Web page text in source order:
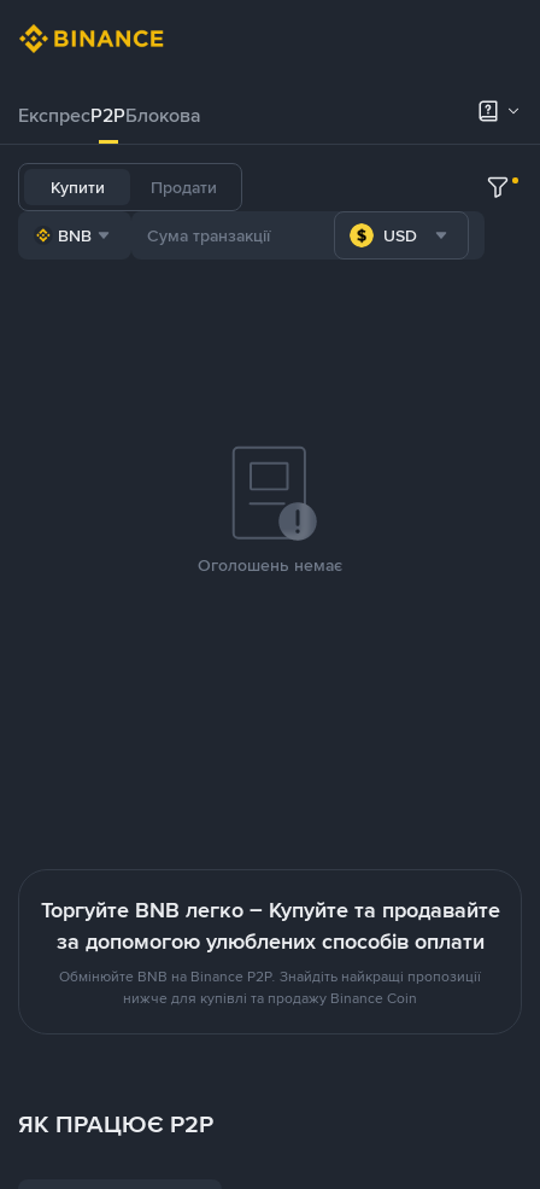
ЕкспресP2PБлокова
Купити Продати
BNB USD
Оголошень немає
Торгуйте BNB легко – Купуйте та продавайте
за допомогою улюблених способів оплати
Обмінюйте BNB на Binance P2P. Знайдіть найкращі пропозиції
нижче для купівлі та продажу Binance Coin
ЯК ПРАЦЮЄ P2P